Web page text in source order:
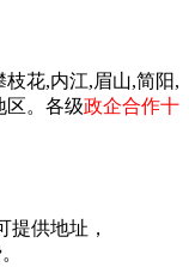
花,内江,眉山,简阳,
区。各级政企合作十
提供地址，